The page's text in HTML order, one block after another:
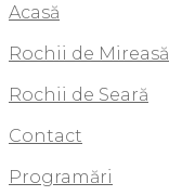
Acasă
Rochii de Mireasă
Rochii de Seară
Contact
Programări